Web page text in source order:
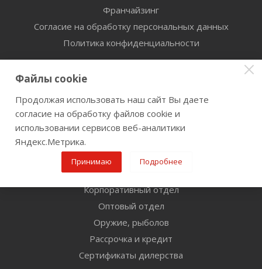
Франчайзинг
Согласие на обработку персональных данных
Политика конфиденциальности
Условия оплаты
Условия доставки
Гарантия на товар
Условия возврата
Корпоративный отдел
Оптовый отдел
Оружие, рыболов
Рассрочка и кредит
Сертификаты дилерства
Файлы cookie
Продолжая использовать наш сайт Вы даете
согласие на обработку файлов cookie и
использовании сервисов веб-аналитики
Яндекс.Метрика.
Принимаю Подробнее